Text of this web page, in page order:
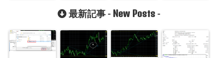
ます
最新記事 - New Posts -